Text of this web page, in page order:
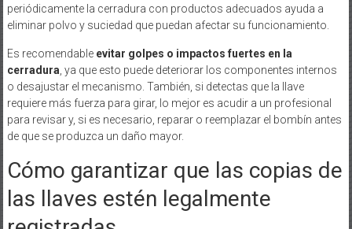
periódicamente la cerradura con productos adecuados ayuda a
eliminar polvo y suciedad que puedan afectar su funcionamiento.
Es recomendable evitar golpes o impactos fuertes en la
cerradura, ya que esto puede deteriorar los componentes internos
o desajustar el mecanismo. También, si detectas que la llave
requiere más fuerza para girar, lo mejor es acudir a un profesional
para revisar y, si es necesario, reparar o reemplazar el bombín antes
de que se produzca un daño mayor.
Cómo garantizar que las copias de
las llaves estén legalmente